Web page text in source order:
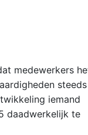
medewerkers
steeds
iemand
daadwerkelijk te